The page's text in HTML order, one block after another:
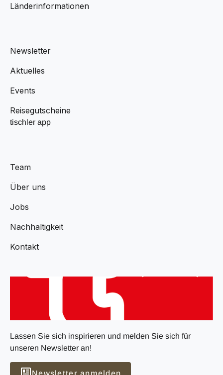
Länderinformationen
Newsletter
Aktuelles
Events
Reisegutscheine
tischler app
Team
Über uns
Jobs
Nachhaltigkeit
Kontakt
Lassen Sie sich inspirieren und melden Sie sich für
unseren Newsletter an!
Newsletter anmelden